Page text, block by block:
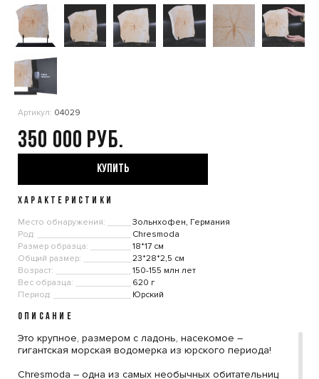
Артикул: 04029
350 000
КУПИТЬ
ХАРАКТЕРИСТИКИ
Место обнаружения:
Зольнхофен, Германия
Род:
Chresmoda
Размер образца:
18*17 см
Общий размер:
23*28*2,5 см
Возраст:
150-155 млн лет
Вес образца:
620 г
Период:
Юрский
ОПИСАНИЕ
Это крупное, размером с ладонь, насекомое –
гигантская морская водомерка из юрского периода!
Chresmoda – одна из самых необычных обитательниц